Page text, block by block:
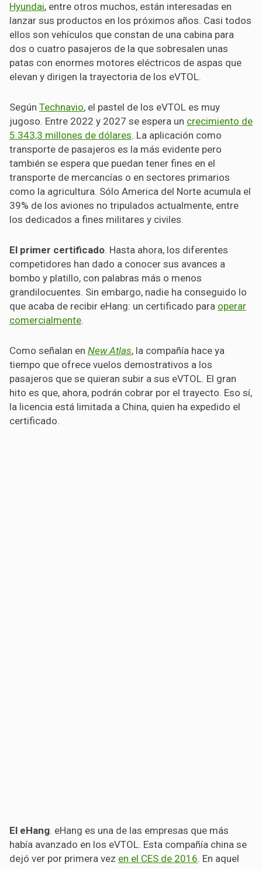
Hyundai, entre otros muchos, están interesadas en
lanzar sus productos en los próximos años. Casi todos
ellos son vehículos que constan de una cabina para
dos o cuatro pasajeros de la que sobresalen unas
patas con enormes motores eléctricos de aspas que
elevan y dirigen la trayectoria de los eVTOL.
Según Technavio, el pastel de los eVTOL es muy
jugoso. Entre 2022 y 2027 se espera un crecimiento de
5.343,3 millones de dólares. La aplicación como
transporte de pasajeros es la más evidente pero
también se espera que puedan tener fines en el
transporte de mercancías o en sectores primarios
como la agricultura. Sólo America del Norte acumula el
39% de los aviones no tripulados actualmente, entre
los dedicados a fines militares y civiles.
El primer certificado. Hasta ahora, los diferentes
competidores han dado a conocer sus avances a
bombo y platillo, con palabras más o menos
grandilocuentes. Sin embargo, nadie ha conseguido lo
que acaba de recibir eHang: un certificado para operar
comercialmente.
Como señalan en New Atlas, la compañía hace ya
tiempo que ofrece vuelos demostrativos a los
pasajeros que se quieran subir a sus eVTOL. El gran
hito es que, ahora, podrán cobrar por el trayecto. Eso sí,
la licencia está limitada a China, quien ha expedido el
certificado.
El eHang. eHang es una de las empresas que más
había avanzado en los eVTOL. Esta compañía china se
dejó ver por primera vez en el CES de 2016. En aquel